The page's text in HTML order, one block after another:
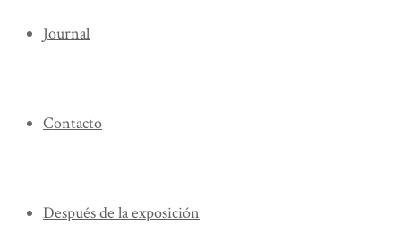
Journal
Contacto
Después de la exposición